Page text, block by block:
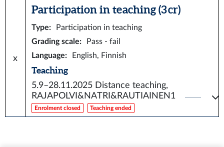
x
Participation in teaching (3 cr)
Type:
Participation in teaching
Grading scale:
Pass - fail
Language: English, Finnish
Teaching
5.9–28.11.2025 Distance teaching,
RAJAPOLVI&NATRI&RAUTIAINEN1
Enrolment closed Teaching ended